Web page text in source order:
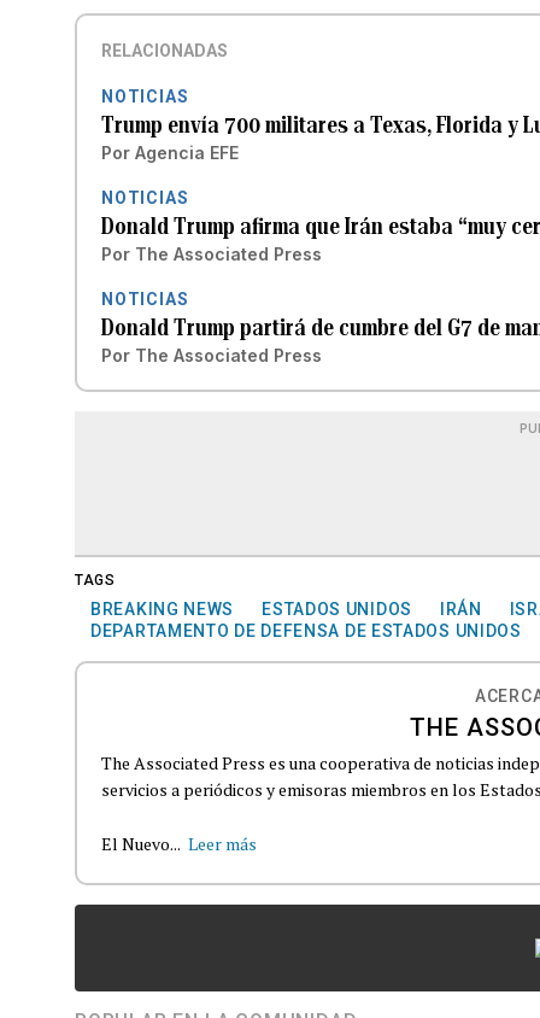
RELACIONADAS
NOTICIAS
Trump envía 700 militares a Texas, Florida y
Por Agencia EFE
NOTICIAS
Donald Trump afirma que Irán estaba “muy
Por The Associated Press
NOTICIAS
Donald Trump partirá de cumbre del G7 de
Por The Associated Press
TAGS
BREAKING NEWS ESTADOS UNIDOS IRÁN
DEPARTAMENTO DE DEFENSA DE ESTADOS UNIDOS
THE
The Associated Press es una cooperativa de noticias
servicios a periódicos y emisoras miembros en los
El Nuevo... Leer más